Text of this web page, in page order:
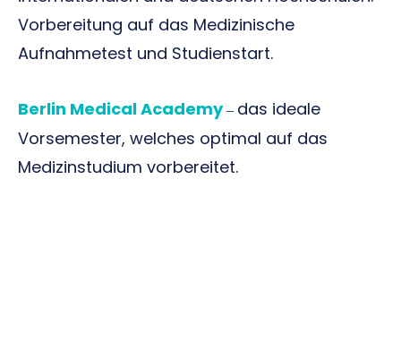
Vorbereitung auf das Medizinische
Aufnahmetest und Studienstart.
Berlin Medical Academy– das ideale
Vorsemester, welches optimal auf das
Medizinstudium vorbereitet.